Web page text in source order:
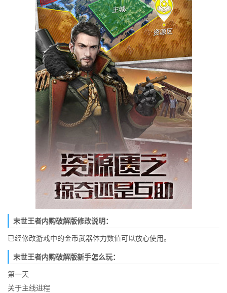
末世王者内购破解版修改说明：
已经修改游戏中的金币武器体力数值可以放心使用。
末世王者内购破解版新手怎么玩：
第一天
关于主线进程